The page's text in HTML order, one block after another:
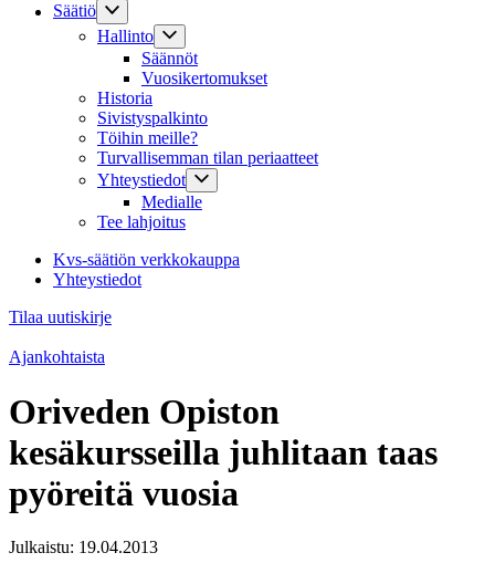
Säätiö
Hallinto
Säännöt
Vuosikertomukset
Historia
Sivistyspalkinto
Töihin meille?
Turvallisemman tilan periaatteet
Yhteystiedot
Medialle
Tee lahjoitus
Kvs-säätiön verkkokauppa
Yhteystiedot
Tilaa uutiskirje
Ajankohtaista
Oriveden Opiston
kesäkursseilla juhlitaan taas
pyöreitä vuosia
Julkaistu: 19.04.2013